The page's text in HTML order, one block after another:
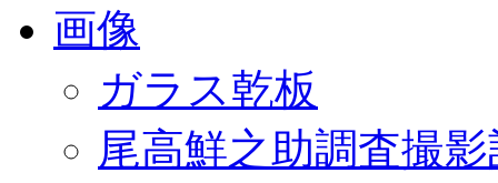
画像
ガラス乾板
尾高鮮之助調査撮